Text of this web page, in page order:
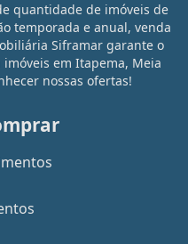
quantidade de imóveis de
temporada e anual, venda
Siframar garante o
em Itapema, Meia
nossas ofertas!